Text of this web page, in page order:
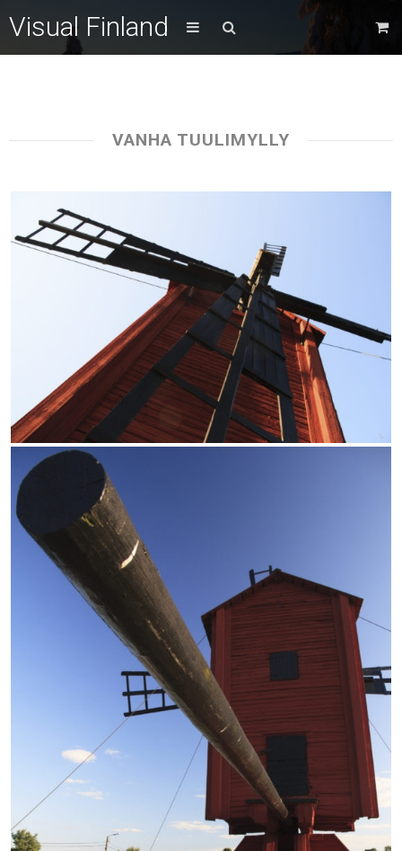
Visual Finland
VANHA TUULIMYLLY